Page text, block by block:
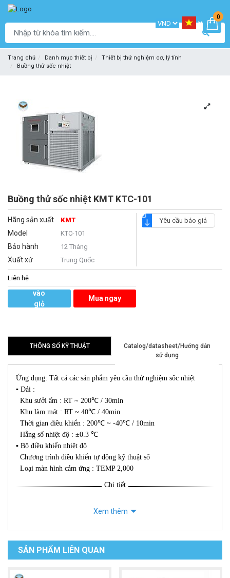
0
Trang chủ Danh mục thiết bị
Thiết bị thử nghiệm cơ, lý tính
Buồng thử sốc nhiệt
Buồng thử sốc nhiệt KMT KTC-101
Hãng sản xuất KMT
Model KTC-101
Bảo hành 12 Tháng
Xuất xứ Trung Quốc
Yêu cầu báo giá
Liên hệ
vào
giỏ
Mua ngay
THÔNG SỐ KỸ THUẬT
Catalog/datasheet/Hướng dẫn
sử dụng
Ứng dụng: Tất cả các sản phẩm yêu cầu thử nghiệm sốc nhiệt
▪ Dải :
Khu sưởi ấm : RT ~ 200℃ / 30min
Khu làm mát : RT ~ 40℃ / 40min
Thời gian điều khiển : 200℃ ~ -40℃ / 10min
Hằng số nhiệt độ : ±0.3 ℃
▪ Bộ điều khiển nhiệt độ
Chương trình điều khiển tự động kỹ thuật số
Loại màn hình cảm ứng : TEMP 2,000
Chi tiết
Xem thêm
SẢN PHẨM LIÊN QUAN